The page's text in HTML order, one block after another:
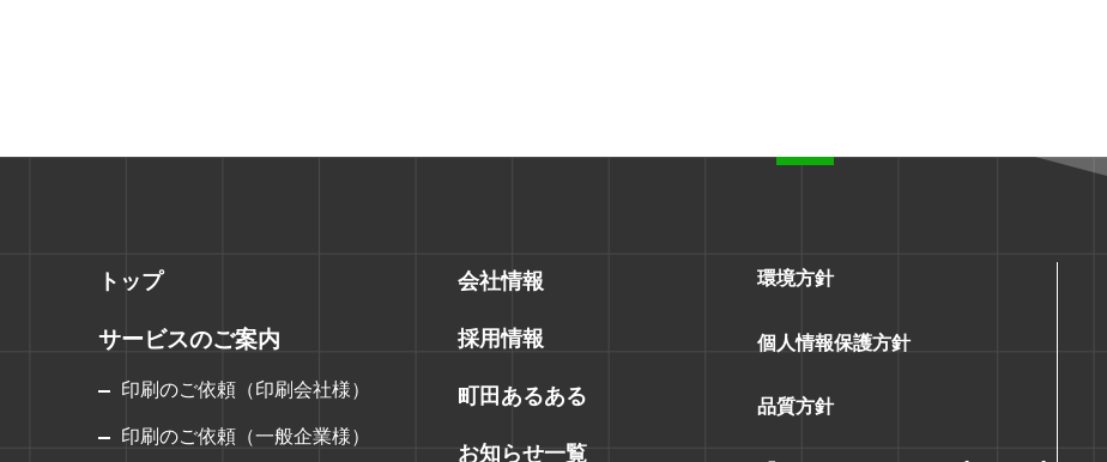
トップ
サービスのご案内
印刷のご依頼（印刷会社様）
印刷のご依頼（一般企業様）
会社情報
採用情報
町田あるある
お知らせ一覧
環境方針
個人情報保護方針
品質方針